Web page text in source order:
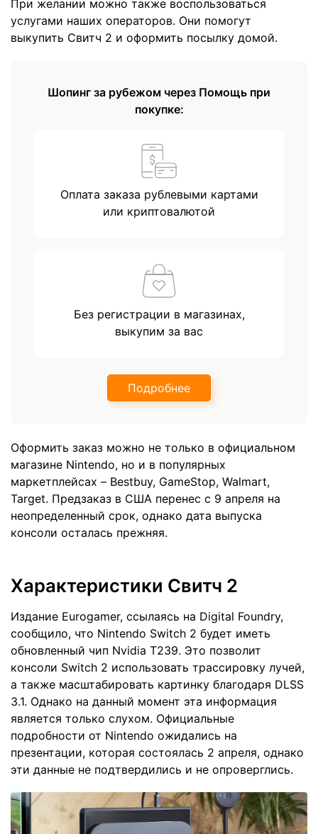
При желании можно также воспользоваться
услугами наших операторов. Они помогут
выкупить Свитч 2 и оформить посылку домой.
Шопинг за рубежом через Помощь при
покупке:
Оплата заказа рублевыми картами
или криптовалютой
Без регистрации в магазинах,
выкупим за вас
Подробнее
Оформить заказ можно не только в официальном
магазине Nintendo, но и в популярных
маркетплейсах – Bestbuy, GameStop, Walmart,
Target. Предзаказ в США перенес с 9 апреля на
неопределенный срок, однако дата выпуска
консоли осталась прежняя.
Характеристики Свитч 2
Издание Eurogamer, ссылаясь на Digital Foundry,
сообщило, что Nintendo Switch 2 будет иметь
обновленный чип Nvidia T239. Это позволит
консоли Switch 2 использовать трассировку лучей,
а также масштабировать картинку благодаря DLSS
3.1. Однако на данный момент эта информация
является только слухом. Официальные
подробности от Nintendo ожидались на
презентации, которая состоялась 2 апреля, однако
эти данные не подтвердились и не опроверглись.